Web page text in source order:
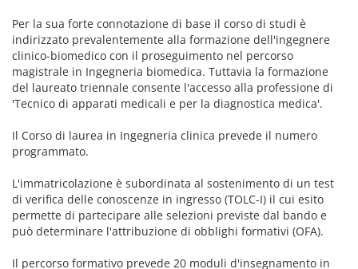
Per la sua forte connotazione di base il corso di studi è
indirizzato prevalentemente alla formazione dell'ingegnere
clinico-biomedico con il proseguimento nel percorso
magistrale in Ingegneria biomedica. Tuttavia la formazione
del laureato triennale consente l'accesso alla professione di
'Tecnico di apparati medicali e per la diagnostica medica'.
Il Corso di laurea in Ingegneria clinica prevede il numero
programmato.
L'immatricolazione è subordinata al sostenimento di un test
di verifica delle conoscenze in ingresso (TOLC-I) il cui esito
permette di partecipare alle selezioni previste dal bando e
può determinare l'attribuzione di obblighi formativi (OFA).
Il percorso formativo prevede 20 moduli d'insegnamento in